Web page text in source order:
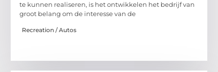
te kunnen realiseren, is het ontwikkelen het bedrijf van
groot belang om de interesse van de
Recreation / Autos